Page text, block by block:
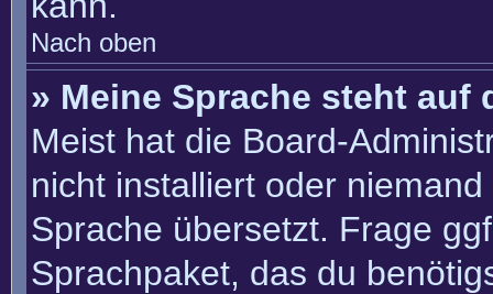
Nach oben
» Meine Sprache steht
Meist hat die Board-
nicht installiert oder
Sprache übersetzt. Frage
Sprachpaket, das du